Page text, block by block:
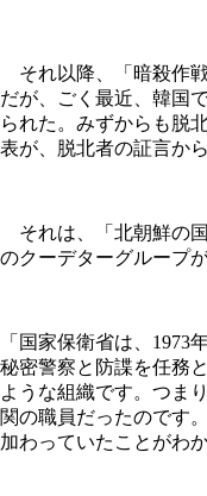
それ以降、「暗殺作
だが、ごく最近、韓国
られた。みずからも脱
表が、脱北者の証言か
それは、「北朝鮮の
のクーデターグループ
「国家保衛省は、1973
秘密警察と防諜を任務
ような組織です。つま
関の職員だったのです
加わっていたことがわ